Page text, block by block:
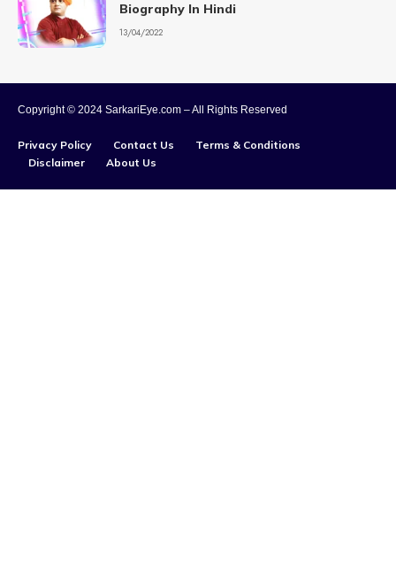
Biography In Hindi
13/04/2022
Copyright © 2024 SarkariEye.com – All Rights Reserved
Privacy Policy Contact Us
Terms & Conditions
Disclaimer
About Us